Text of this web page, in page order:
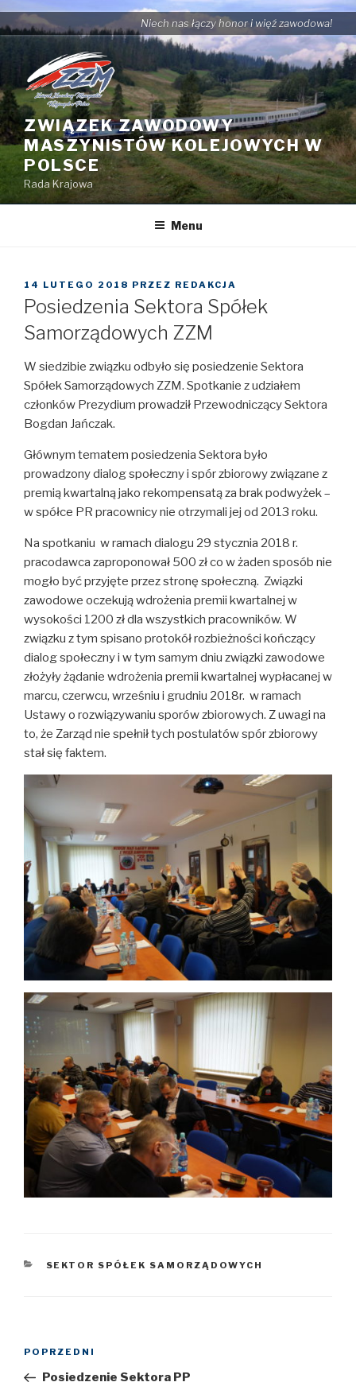
Przejdź
do
treści
Niech nas łączy honor i więź zawodowa!
ZWIĄZEK ZAWODOWY
MASZYNISTÓW KOLEJOWYCH W
POLSCE
Rada Krajowa
Menu
OPUBLIKOWANE
W
14 LUTEGO 2018 PRZEZ REDAKCJA
Posiedzenia Sektora Spółek
Samorządowych ZZM
W siedzibie związku odbyło się posiedzenie Sektora
Spółek Samorządowych ZZM. Spotkanie z udziałem
członków Prezydium prowadził Przewodniczący Sektora
Bogdan Jańczak.
Głównym tematem posiedzenia Sektora było
prowadzony dialog społeczny i spór zbiorowy związane z
premią kwartalną jako rekompensatą za brak podwyżek –
w spółce PR pracownicy nie otrzymali jej od 2013 roku.
Na spotkaniu w ramach dialogu 29 stycznia 2018 r.
pracodawca zaproponował 500 zł co w żaden sposób nie
mogło być przyjęte przez stronę społeczną. Związki
zawodowe oczekują wdrożenia premii kwartalnej w
wysokości 1200 zł dla wszystkich pracowników. W
związku z tym spisano protokół rozbieżności kończący
dialog społeczny i w tym samym dniu związki zawodowe
złożyły żądanie wdrożenia premii kwartalnej wypłacanej w
marcu, czerwcu, wrześniu i grudniu 2018r. w ramach
Ustawy o rozwiązywaniu sporów zbiorowych. Z uwagi na
to, że Zarząd nie spełnił tych postulatów spór zbiorowy
stał się faktem.
KATEGORIE
SEKTOR SPÓŁEK SAMORZĄDOWYCH
Nawigacja
Poprzedni
wpis
POPRZEDNI
Posiedzenie Sektora PP